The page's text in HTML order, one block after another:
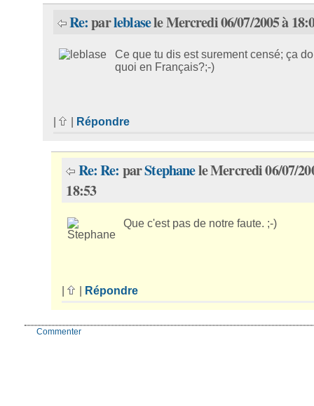
Re:parleblasele Mercredi 06/07/2005 à
Ce que tu dis est surement censé; ça
quoi en Français?;-)
Répondre
Re: Re: parStephanele Mercredi 06/07/
18:53
Que c'est pas de notre faute. ;-)
| Répondre
Commenter